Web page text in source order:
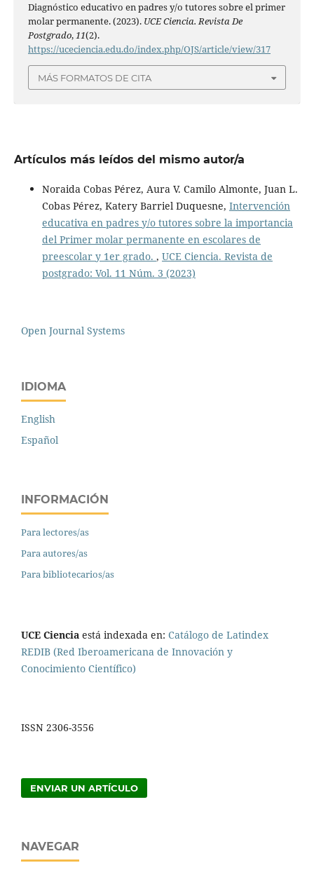
Diagnóstico educativo en padres y/o tutores sobre el primer
molar permanente. (2023). UCE Ciencia. Revista De
Postgrado,11(2).
https://uceciencia.edu.do/index.php/OJS/article/view/317
MÁS FORMATOS DE CITA
Artículos más leídos del mismo autor/a
Noraida Cobas Pérez, Aura V. Camilo Almonte, Juan L.
Cobas Pérez, Katery Barriel Duquesne, Intervención
educativa en padres y/o tutores sobre la importancia
del Primer molar permanente en escolares de
preescolar y 1er grado. , UCE Ciencia. Revista de
postgrado: Vol. 11 Núm. 3 (2023)
Open Journal Systems
IDIOMA
English
Español
INFORMACIÓN
Para lectores/as
Para autores/as
Para bibliotecarios/as
UCE Ciencia está indexada en: Catálogo de Latindex
REDIB (Red Iberoamericana de Innovación y
Conocimiento Científico)
ISSN 2306-3556
ENVIAR UN ARTÍCULO
NAVEGAR